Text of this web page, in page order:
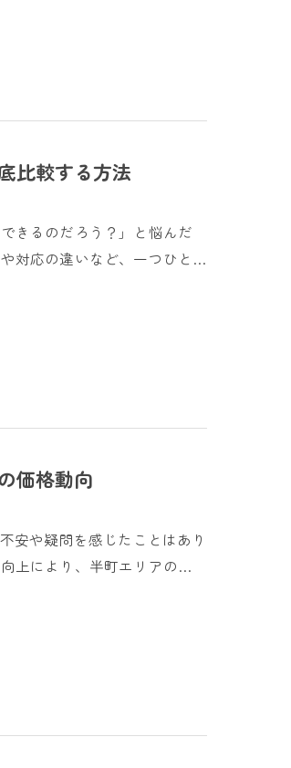
比較する方法
きるのだろう？」と悩んだ
対応の違いなど、一つひと…
価格動向
安や疑問を感じたことはあり
上により、半町エリアの…